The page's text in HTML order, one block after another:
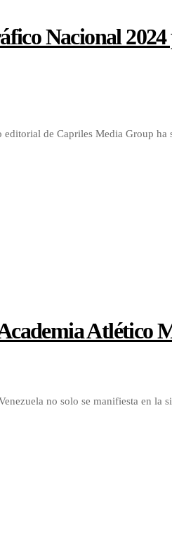
Nacional
de Capriles Media Group ha
Atlético
no solo se manifiesta en la